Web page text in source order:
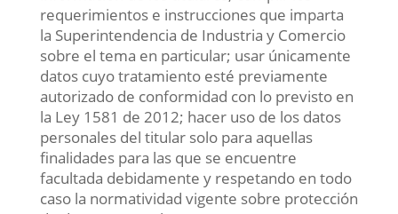
requerimientos e instrucciones que imparta
la Superintendencia de Industria y Comercio
sobre el tema en particular; usar únicamente
datos cuyo tratamiento esté previamente
autorizado de conformidad con lo previsto en
la Ley 1581 de 2012; hacer uso de los datos
personales del titular solo para aquellas
finalidades para las que se encuentre
facultada debidamente y respetando en todo
caso la normatividad vigente sobre protección